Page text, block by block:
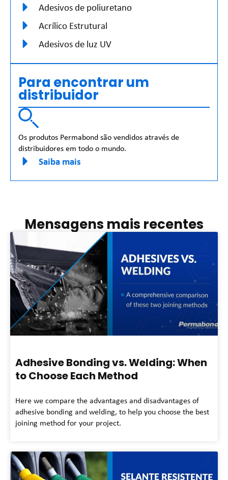
Adesivos de poliuretano
Acrílico Estrutural
Adesivos de luz UV
Para encontrar um
distribuidor
Os produtos Permabond são vendidos através de
distribuidores em todo o mundo.
Saiba mais
Mensagens mais recentes
Adhesive Bonding vs. Welding: When
to Choose Each Method
Here we compare the advantages and disadvantages of
adhesive bonding and welding, to help you choose the best
joining method for your project.